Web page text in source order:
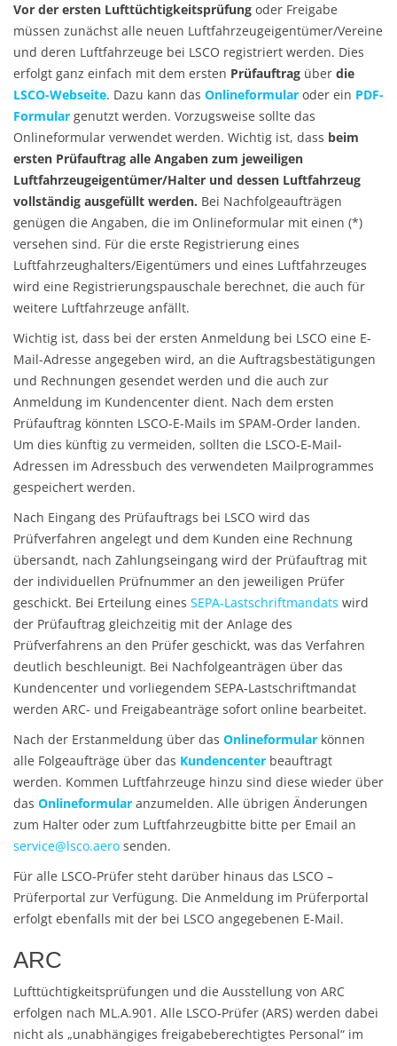
Vor der ersten Lufttüchtigkeitsprüfung oder Freigabe
müssen zunächst alle neuen Luftfahrzeugeigentümer/Vereine
und deren Luftfahrzeuge bei LSCO registriert werden. Dies
erfolgt ganz einfach mit dem ersten Prüfauftrag über die
LSCO-Webseite. Dazu kann das Onlineformular oder ein PDF-
Formular genutzt werden. Vorzugsweise sollte das
Onlineformular verwendet werden. Wichtig ist, dass beim
ersten Prüfauftrag alle Angaben zum jeweiligen
Luftfahrzeugeigentümer/Halter und dessen Luftfahrzeug
vollständig ausgefüllt werden. Bei Nachfolgeaufträgen
genügen die Angaben, die im Onlineformular mit einen (*)
versehen sind. Für die erste Registrierung eines
Luftfahrzeughalters/Eigentümers und eines Luftfahrzeuges
wird eine Registrierungspauschale berechnet, die auch für
weitere Luftfahrzeuge anfällt.
Wichtig ist, dass bei der ersten Anmeldung bei LSCO eine E-
Mail-Adresse angegeben wird, an die Auftragsbestätigungen
und Rechnungen gesendet werden und die auch zur
Anmeldung im Kundencenter dient. Nach dem ersten
Prüfauftrag könnten LSCO-E-Mails im SPAM-Order landen.
Um dies künftig zu vermeiden, sollten die LSCO-E-Mail-
Adressen im Adressbuch des verwendeten Mailprogrammes
gespeichert werden.
Nach Eingang des Prüfauftrags bei LSCO wird das
Prüfverfahren angelegt und dem Kunden eine Rechnung
übersandt, nach Zahlungseingang wird der Prüfauftrag mit
der individuellen Prüfnummer an den jeweiligen Prüfer
geschickt. Bei Erteilung eines SEPA-Lastschriftmandats wird
der Prüfauftrag gleichzeitig mit der Anlage des
Prüfverfahrens an den Prüfer geschickt, was das Verfahren
deutlich beschleunigt. Bei Nachfolgeanträgen über das
Kundencenter und vorliegendem SEPA-Lastschriftmandat
werden ARC- und Freigabeanträge sofort online bearbeitet.
Nach der Erstanmeldung über das Onlineformular können
alle Folgeaufträge über das Kundencenter beauftragt
werden. Kommen Luftfahrzeuge hinzu sind diese wieder über
das Onlineformular anzumelden. Alle übrigen Änderungen
zum Halter oder zum Luftfahrzeugbitte bitte per Email an
service@lsco.aero senden.
Für alle LSCO-Prüfer steht darüber hinaus das LSCO –
Prüferportal zur Verfügung. Die Anmeldung im Prüferportal
erfolgt ebenfalls mit der bei LSCO angegebenen E-Mail.
ARC
Lufttüchtigkeitsprüfungen und die Ausstellung von ARC
erfolgen nach ML.A.901. Alle LSCO-Prüfer (ARS) werden dabei
nicht als „unabhängiges freigabeberechtigtes Personal“ im